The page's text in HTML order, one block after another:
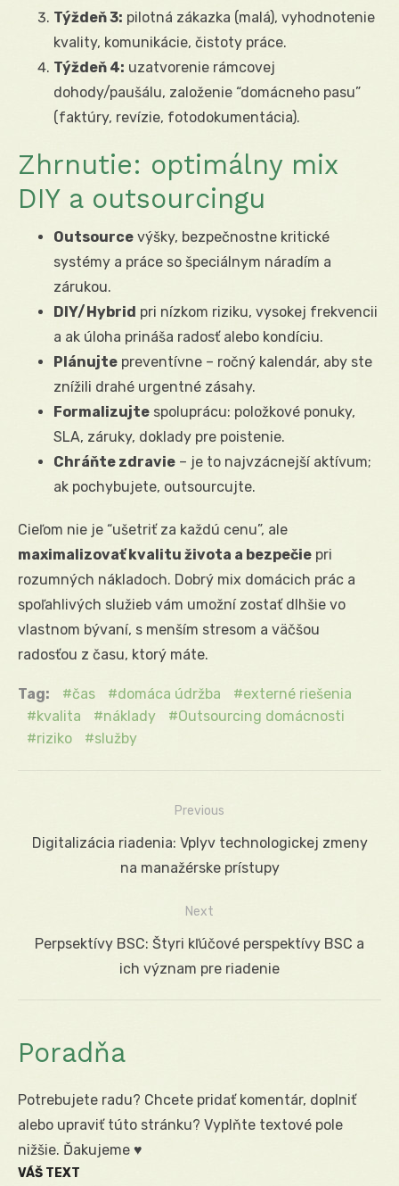
Týždeň 3: pilotná zákazka (malá), vyhodnotenie
kvality, komunikácie, čistoty práce.
Týždeň 4: uzatvorenie rámcovej
dohody/paušálu, založenie “domácneho pasu”
(faktúry, revízie, fotodokumentácia).
Zhrnutie: optimálny mix
DIY a outsourcingu
Outsource výšky, bezpečnostne kritické
systémy a práce so špeciálnym náradím a
zárukou.
DIY/Hybrid pri nízkom riziku, vysokej frekvencii
a ak úloha prináša radosť alebo kondíciu.
Plánujte preventívne – ročný kalendár, aby ste
znížili drahé urgentné zásahy.
Formalizujte spoluprácu: položkové ponuky,
SLA, záruky, doklady pre poistenie.
Chráňte zdravie – je to najvzácnejší aktívum;
ak pochybujete, outsourcujte.
Cieľom nie je “ušetriť za každú cenu”, ale
maximalizovať kvalitu života a bezpečie pri
rozumných nákladoch. Dobrý mix domácich prác a
spoľahlivých služieb vám umožní zostať dlhšie vo
vlastnom bývaní, s menším stresom a väčšou
radosťou z času, ktorý máte.
Tag: čas domáca údržba
externé riešenia
kvalita
náklady
Outsourcing domácnosti
riziko
služby
Navigácia
Previous
Previous
Digitalizácia riadenia: Vplyv technologickej zmeny
na manažérske prístupy
Next
Next
Perpsektívy BSC: Štyri kľúčové perspektívy BSC a
ich význam pre riadenie
Poradňa
Potrebujete radu? Chcete pridať komentár, doplniť
alebo upraviť túto stránku? Vyplňte textové pole
nižšie. Ďakujeme ♥
VÁŠ TEXT